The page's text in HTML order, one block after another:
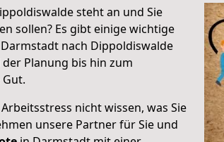
steht an und Sie
sollen? Es gibt einige wichtige
nach Dippoldiswalde
Planung bis hin zum
nicht wissen, was Sie
unsere Partner für Sie und